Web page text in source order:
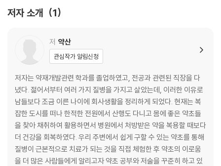
곰취
꽃향유
꾸지뽕나무
꿀풀
냉이
누리장나무
다래
대추나무
더덕
더위지기
저자 소개 1
저 약산
관심작가 알림신청
저자는 약재개발관련 학과를 졸업하였고, 전공과 관련된 직장을 다
녔다. 젊어서부터 여러 가지 질병을 가지고 살았는데, 이러한 이유로
남들보다 조금 이른 나이에 회사생활을 정리하게 되었다. 현재는 복
잡한 도시를 떠나 한적한 전원에서 산행도 다니고 몸에 좋은 약초들
을 찾아 채취하여 활용하면서 병원에서 처방받은 약을 복용할 때보다
더 건강을 회복하였다. 우리 주변에서 쉽게 구할 수 있는 약초를 통해
질병이 근본적으로 치료가 되는 것을 직접 체험한 후 약초의 이로움
을 더 많은 사람들에게 알리고자 약초 공부와 저술을 꾸준히 하고 있